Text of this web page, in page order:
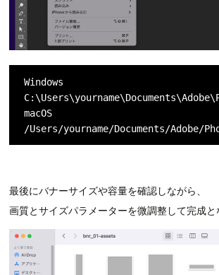
Windows
macOS
/Users/yourname/Documents/Adobe/
最後にバナーサイズや容量を確認しながら、
画質とサイズパラメーターを微調整して完成と